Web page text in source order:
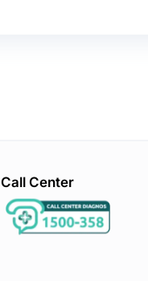
Call Center